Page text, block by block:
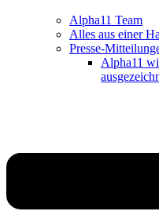
Alpha11 Team
Alles aus einer
Presse-
Alpha11